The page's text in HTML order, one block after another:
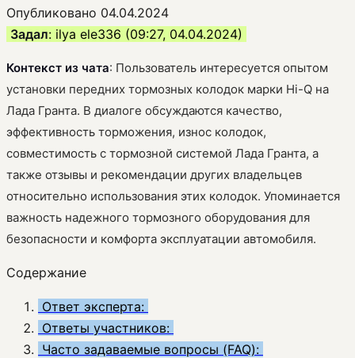
Опубликовано 04.04.2024
Задал: ilya ele336 (09:27, 04.04.2024)
Контекст из чата: Пользователь интересуется опытом
установки передних тормозных колодок марки Hi-Q на
Лада Гранта. В диалоге обсуждаются качество,
эффективность торможения, износ колодок,
совместимость с тормозной системой Лада Гранта, а
также отзывы и рекомендации других владельцев
относительно использования этих колодок. Упоминается
важность надежного тормозного оборудования для
безопасности и комфорта эксплуатации автомобиля.
Содержание
Ответ эксперта:
Ответы участников:
Часто задаваемые вопросы (FAQ):